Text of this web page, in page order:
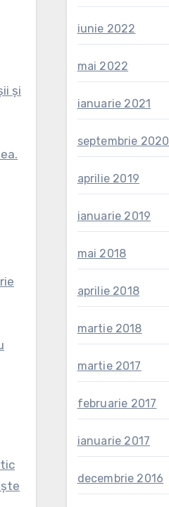
și
iunie 2022
mai 2022
ianuarie 2021
septembrie 2020
aprilie 2019
ianuarie 2019
mai 2018
aprilie 2018
martie 2018
martie 2017
februarie 2017
ianuarie 2017
decembrie 2016